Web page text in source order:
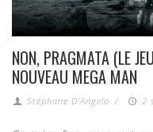
NON, PRAGMATA (LE
NOUVEAU MEGA MAN
Stéphane D'Angelo / 2